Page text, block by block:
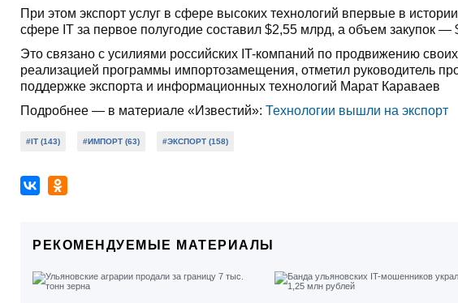
При этом экспорт услуг в сфере высоких технологий впервые в
сфере IT за первое полугодие составил $2,55 млрд, а объем закупок —
Это связано с усилиями российских IT-компаний по продвижению
реализацией программы импортозамещения, отметил руководитель
поддержке экспорта и информационных технологий Марат Караваев
Подробнее — в материале «Известий»: Технологии вышли на экспорт
#IT (143) #ИМПОРТ (63) #ЭКСПОРТ (158)
РЕКОМЕНДУЕМЫЕ МАТЕРИАЛЫ